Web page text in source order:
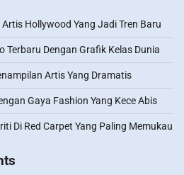
Hollywood Yang Jadi Tren Baru
Terbaru Dengan Grafik Kelas Dunia
Artis Yang Dramatis
Gaya Fashion Yang Kece Abis
Di Red Carpet Yang Paling Memukau